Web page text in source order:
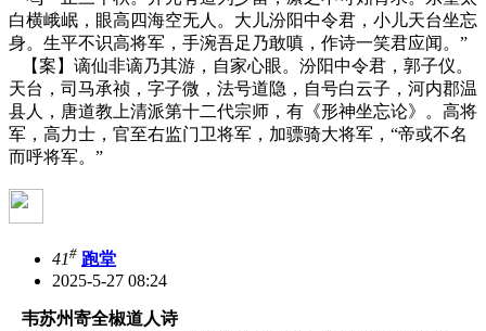
白横峨岷，眼高四海空无人。大儿汾阳中令君，小儿天台坐忘
身。生平不识高将军，手涴吾足乃敢嗔，作诗一笑君应闻。”
【案】谪仙非谪乃其游，自家心眼。汾阳中令君，郭子仪。
天台，司马承祯，字子微，法号道隐，自号白云子，河内郡温
县人，唐道教上清派第十二代宗师，有《形神坐忘论》。高将
军，高力士，官至右监门卫将军，加骠骑大将军，“帝或不名
而呼将军。”
41# 跑堂
2025-5-27 08:24
韦苏州寄全椒道人诗